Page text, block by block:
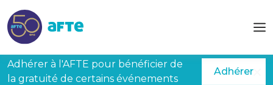
Adhérer à l'AFTE pour bénéficier de
la gratuité de certains événements
Adhérer